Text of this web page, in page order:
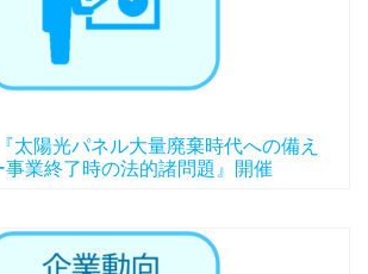
太陽光パネル大量廃棄時代への備え
事業終了時の法的諸問題』開催